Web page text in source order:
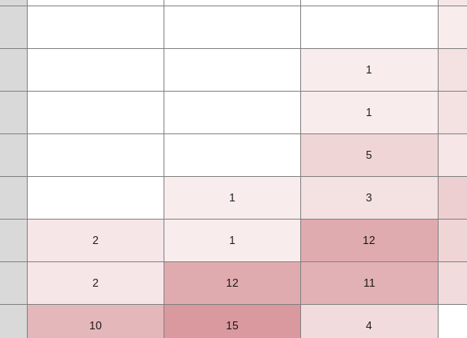
1
1
5
1 3
2 1 12
2 12 11
10 15 4